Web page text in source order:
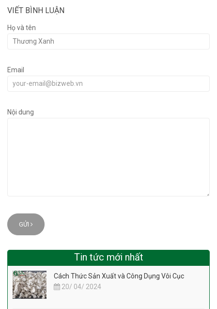
VIẾT BÌNH LUẬN
Họ và tên
Email
Nội dung
GỬI
Tin tức mới nhất
Cách Thức Sản Xuất và Công Dụng Vôi Cục
20/ 04/ 2024